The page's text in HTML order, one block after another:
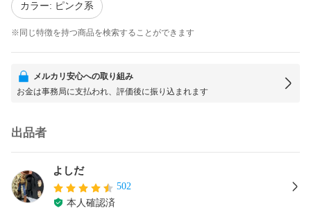
カラー: ピンク系
※同じ特徴を持つ商品を検索することができます
メルカリ安心への取り組み
お金は事務局に支払われ、評価後に振り込まれます
出品者
よしだ
502
本人確認済